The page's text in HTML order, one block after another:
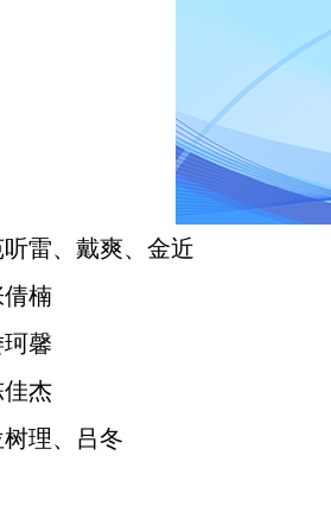
雷、戴爽、金近
楠
馨
杰
理、吕冬